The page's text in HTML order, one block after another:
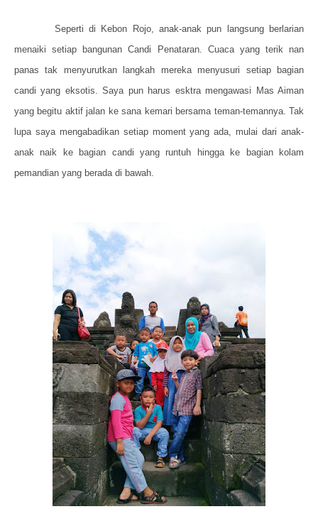
Seperti di Kebon Rojo, anak-anak pun langsung berlarian
menaiki setiap bangunan Candi Penataran. Cuaca yang terik nan
panas tak menyurutkan langkah mereka menyusuri setiap bagian
candi yang eksotis. Saya pun harus esktra mengawasi Mas Aiman
yang begitu aktif jalan ke sana kemari bersama teman-temannya. Tak
lupa saya mengabadikan setiap moment yang ada, mulai dari anak-
anak naik ke bagian candi yang runtuh hingga ke bagian kolam
pemandian yang berada di bawah.